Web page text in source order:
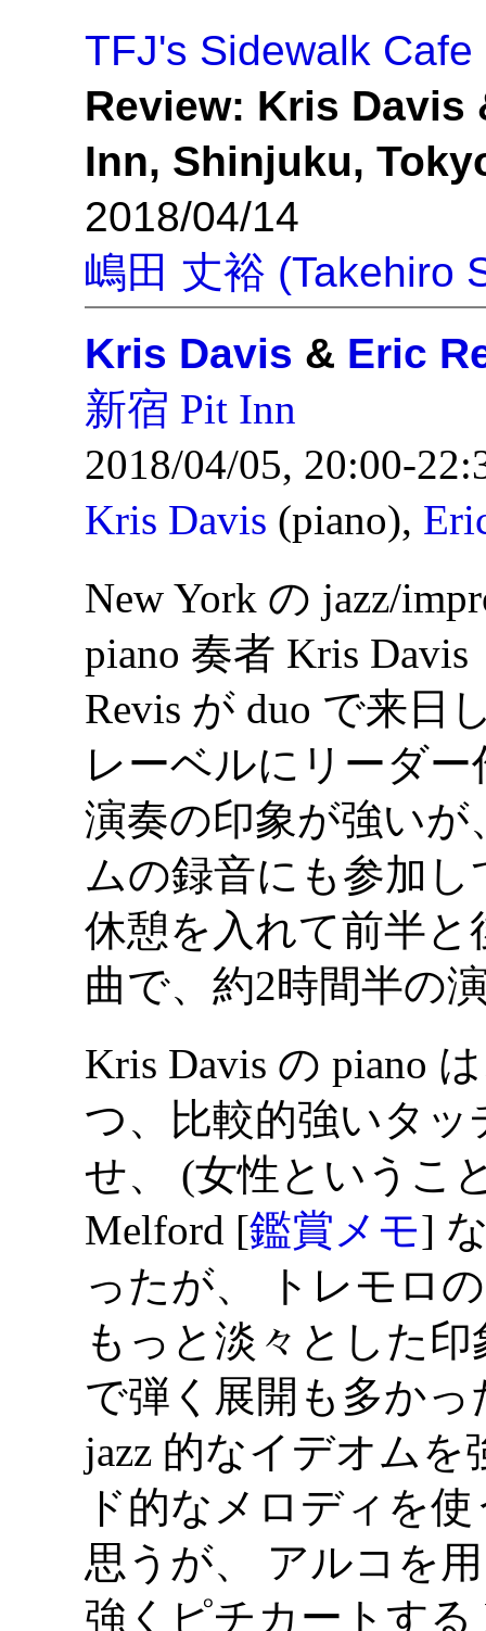
TFJ's Sidewalk Cafe
Review: Kris Davis
Inn, Shinjuku,
2018/04/14
嶋田 丈裕 (Takehiro
Kris Davis & Eric
新宿 Pit Inn
2018/04/05, 20:00-
Kris Davis (piano),
New York の jazz/
piano 奏者 Kris Davis
Revis が duo で来日
レーベルにリーダ
演奏の印象が強いが
ムの録音にも参加し
休憩を入れて前半
曲で、約2時間半の
Kris Davis の piano
つ、比較的強いタ
せ、 (女性というこ
Melford [鑑賞メモ]
ったが、 トレモロ
もっと淡々とした
で弾く展開も多か
jazz 的なイデオム
ド的なメロディを
思うが、 アルコを
強くピチカートする